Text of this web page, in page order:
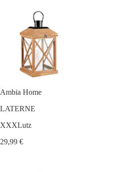
Ambia Home
LATERNE
XXXLutz
29,99 €